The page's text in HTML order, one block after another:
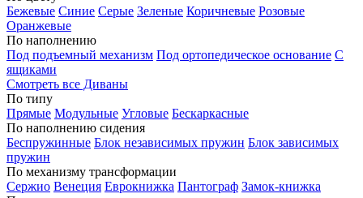
Бежевые Синие Серые Зеленые Коричневые Розовые
Оранжевые
По наполнению
Под подъемный механизм Под ортопедическое основание С
ящиками
Смотреть все Диваны
По типу
Прямые Модульные Угловые Бескаркасные
По наполнению сидения
Беспружинные Блок независимых пружин Блок зависимых
пружин
По механизму трансформации
Сержио Венеция Еврокнижка Пантограф Замок-книжка